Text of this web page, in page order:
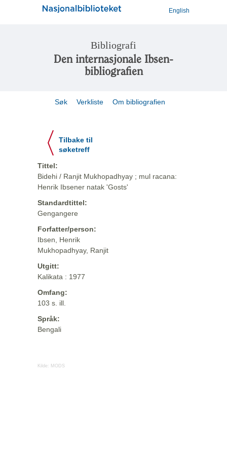
English
Bibliografi
Den internasjonale Ibsen-
bibliografien
Søk Verkliste Om bibliografien
Tilbake til
søketreff
Tittel:
Bidehi / Ranjit Mukhopadhyay ; mul racana:
Henrik Ibsener natak 'Gosts'
Standardtittel:
Gengangere
Forfatter/person:
Ibsen, Henrik
Mukhopadhyay, Ranjit
Utgitt:
Kalikata : 1977
Omfang:
103 s. ill.
Språk:
Bengali
Kilde: MODS